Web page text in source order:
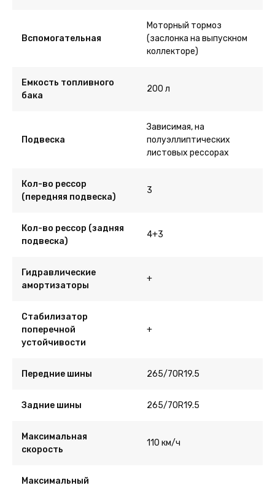
Вспомогательная
Моторный тормоз
(заслонка на выпускном
коллекторе)
Емкость топливного
бака
200 л
Подвеска
Зависимая, на
полуэллиптических
листовых рессорах
Кол-во рессор
(передняя подвеска)
3
Кол-во рессор (задняя
подвеска)
4+3
Гидравлические
амортизаторы
+
Стабилизатор
поперечной
устойчивости
+
Передние шины 265/70R19.5
Задние шины 265/70R19.5
Максимальная
скорость
110 км/ч
Максимальный